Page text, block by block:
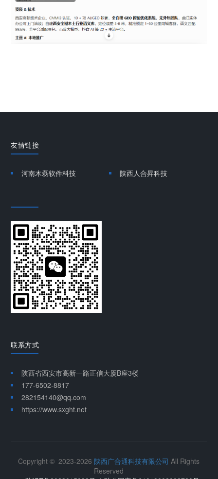
友情链接
河南木磊软件科技 陕西人合昇科技
联系方式
陕西省西安市高新一路正信大厦B座3楼
177-6502-8817
282154140@qq.com
https://www.sxght.net
Copyright © 2023-2026陕西广合通科技有限公司 All Rights
Reserved